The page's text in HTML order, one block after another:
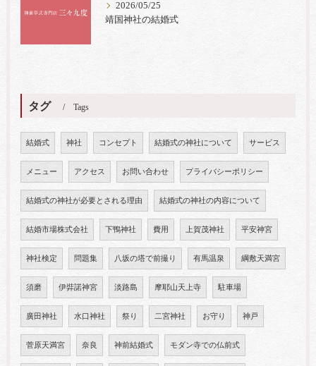
2026/05/25
靖国神社の結婚式
タグ Tags
結婚式 神社 コンセプト 結婚式の神社について サービス
メニュー アクセス お問い合わせ プライバシーポリシー
結婚式の神社が必要とされる理由 結婚式の神社の内容について
結婚市場株式会社 下鴨神社 費用 上賀茂神社 平安神宮
神社検定 問題集 八坂の塔で前撮り 有馬温泉 綱敷天満宮
須磨 伊弉諾神宮 淡路島 摩耶山天上寺 駐車場
廣田神社 水口神社 祭り 二宮神社 お守り 神戸
菅原天満宮 奈良 神前結婚式 モダン寺での仏前式